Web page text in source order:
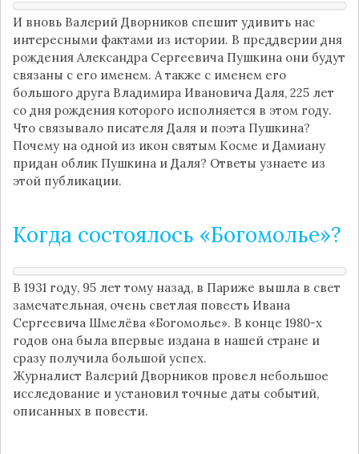
И вновь Валерий Дворников спешит удивить нас
интересными фактами из истории. В преддверии дня
рождения Александра Сергеевича Пушкина они будут
связаны с его именем. А также с именем его
большого друга Владимира Ивановича Даля, 225 лет
со дня рождения которого исполняется в этом году.
Что связывало писателя Даля и поэта Пушкина?
Почему на одной из икон святым Косме и Дамиану
придан облик Пушкина и Даля? Ответы узнаете из
этой публикации.
Когда состоялось «Богомолье»?
В 1931 году, 95 лет тому назад, в Париже вышла в свет
замечательная, очень светлая повесть Ивана
Сергеевича Шмелёва «Богомолье». В конце 1980-х
годов она была впервые издана в нашей стране и
сразу получила большой успех.
Журналист Валерий Дворников провел небольшое
исследование и установил точные даты событий,
описанных в повести.